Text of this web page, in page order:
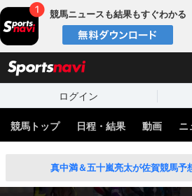
競馬ニュースも結果もすぐわかる
ログイン
競馬トップ 日程・結果 動画 ニ
真中満＆五十嵐亮太が佐賀競馬予